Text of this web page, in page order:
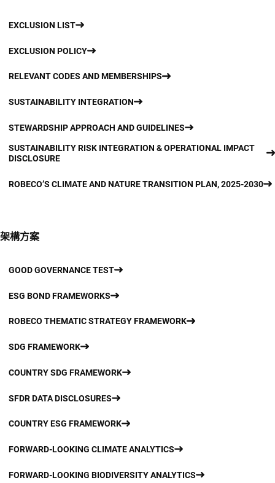
EXCLUSION LIST
EXCLUSION POLICY
RELEVANT CODES AND MEMBERSHIPS
SUSTAINABILITY INTEGRATION
STEWARDSHIP APPROACH AND GUIDELINES
SUSTAINABILITY RISK INTEGRATION & OPERATIONAL IMPACT
DISCLOSURE
ROBECO’S CLIMATE AND NATURE TRANSITION PLAN, 2025-2030
架構方案
GOOD GOVERNANCE TEST
ESG BOND FRAMEWORKS
ROBECO THEMATIC STRATEGY FRAMEWORK
SDG FRAMEWORK
COUNTRY SDG FRAMEWORK
SFDR DATA DISCLOSURES
COUNTRY ESG FRAMEWORK
FORWARD-LOOKING CLIMATE ANALYTICS
FORWARD-LOOKING BIODIVERSITY ANALYTICS